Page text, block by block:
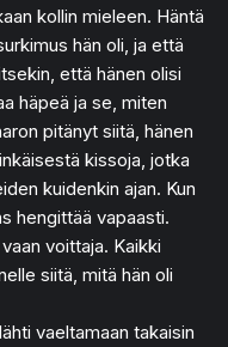
kollin mieleen. Häntä
hän oli, ja että
että hänen olisi
häpeä ja se, miten
pitänyt siitä, hänen
kissoja, jotka
kuidenkin ajan. Kun
hengittää vapaasti.
voittaja. Kaikki
siitä, mitä hän oli
vaeltamaan takaisin